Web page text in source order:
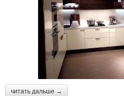
читать дальше →